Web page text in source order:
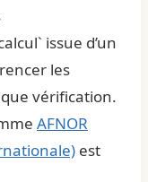
issue d’un
les
vérification.
AFNOR
est